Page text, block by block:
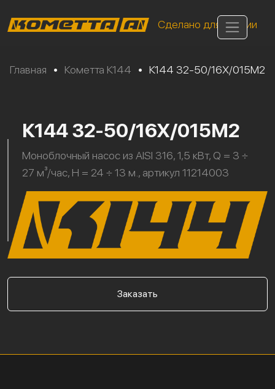
Сделано для России
Главная • Кометта К144 • К144 32-50/16Х/015М2
К144 32-50/16Х/015М2
Моноблочный насос из AISI 316, 1,5 кВт, Q = 3 ÷
27 м³/час, H = 24 ÷ 13 м., артикул 11214003
Заказать